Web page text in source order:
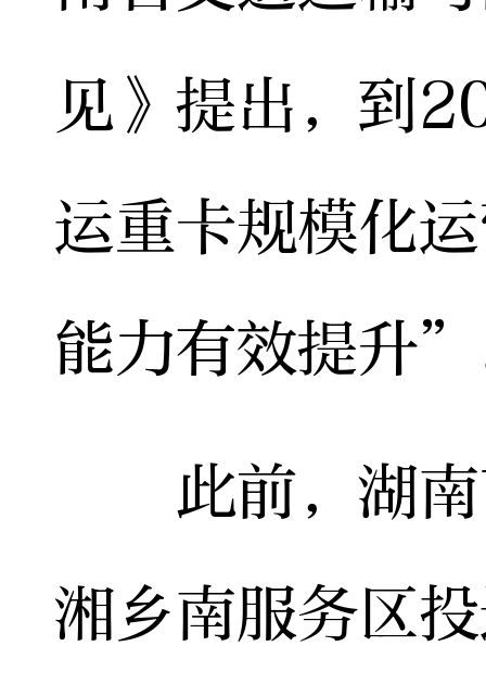
见》提出，到
运重卡规模化
能力有效提升
此前，湖南
湘乡南服务区